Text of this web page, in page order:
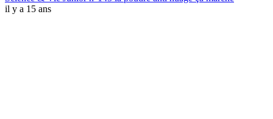
il y a 15 ans